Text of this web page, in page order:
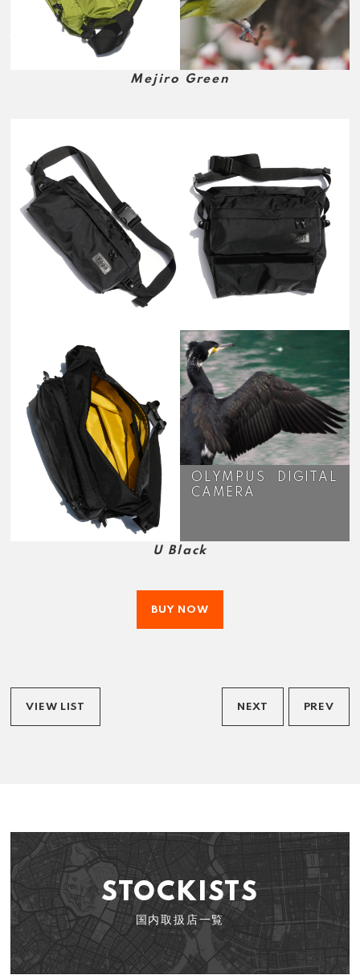
Mejiro Green
OLYMPUS DIGITAL
CAMERA
U Black
BUY NOW
VIEW LIST NEXT PREV
STOCKISTS
国内取扱店一覧